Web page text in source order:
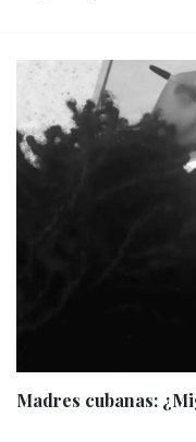
Madres cubanas: